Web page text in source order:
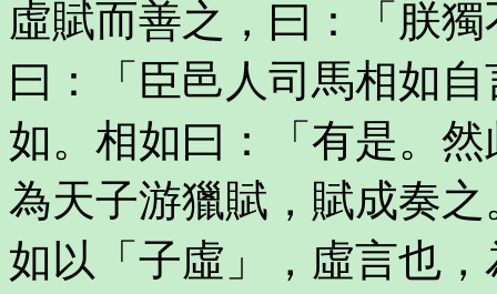
虛賦而善之，曰：「朕
曰：「臣邑人司馬相如
如。相如曰：「有是。
為天子游獵賦，賦成奏
如以「子虛」，虛言也